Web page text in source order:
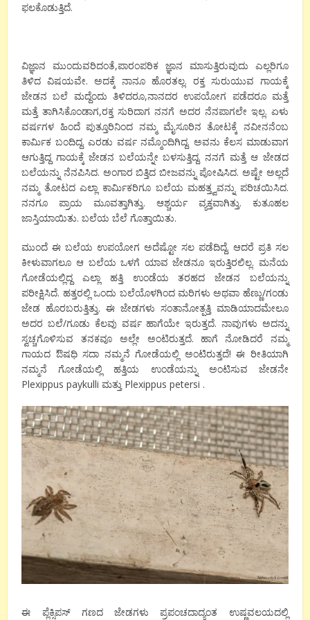
ಫಲಕೊಡುತ್ತಿದೆ.
ವಿಜ್ಞಾನ ಮುಂದುವರಿದಂತೆ,ಪಾರಂಪರಿಕ ಜ್ಞಾನ ಮಾಸುತ್ತಿರುವುದು ಎಲ್ಲರಿಗೂ
ತಿಳಿದ ವಿಷಯವೇ. ಅದಕ್ಕೆ ನಾನೂ ಹೊರತಲ್ಲ. ರಕ್ತ ಸುರುಯುವ ಗಾಯಕ್ಕೆ
ಜೇಡನ ಬಲೆ ಮದ್ದೆಂದು ತಿಳಿದರೂ,ನಾನದರ ಉಪಯೋಗ ಪಡೆದರೂ ಮತ್ತೆ
ಮತ್ತೆ ತಾಗಿಸಿಕೊಂಡಾಗ,ರಕ್ತ ಸುರಿದಾಗ ನನಗೆ ಅದರ ನೆನಪಾಗಲೇ ಇಲ್ಲ. ಏಳು
ವರ್ಷಗಳ ಹಿಂದೆ ಪುತ್ತೂರಿನಿಂದ ನಮ್ಮ ಮೈಸೂರಿನ ತೋಟಕ್ಕೆ ನವೀನನೆಂಬ
ಕಾರ್ಮಿಕ ಬಂದಿದ್ದ. ಎರಡು ವರ್ಷ ನಮ್ಮೊಂದಿಗಿದ್ದ. ಅವನು ಕೆಲಸ ಮಾಡುವಾಗ
ಆಗುತ್ತಿದ್ದ ಗಾಯಕ್ಕೆ ಜೇಡನ ಬಲೆಯನ್ನೇ ಬಳಸುತ್ತಿದ್ದ. ನನಗೆ ಮತ್ತೆ ಆ ಜೇಡದ
ಬಲೆಯನ್ನು ನೆನಪಿಸಿದ. ಅಂಗಾರ ಬಿತ್ತಿದ ಬೀಜವನ್ನು ಪೋಷಿಸಿದ. ಅಷ್ಟೇ ಅಲ್ಲದೆ
ನಮ್ಮ ತೋಟದ ಎಲ್ಲಾ ಕಾರ್ಮಿಕರಿಗೂ ಬಲೆಯ ಮಹತ್ತ್ವವನ್ನು ಪರಿಚಯಿಸಿದ.
ನನಗೂ ಪ್ರಾಯ ಮೂವತ್ತಾಗಿತ್ತು. ಆಶ್ಚರ್ಯ ವ್ಯಕ್ತವಾಗಿತ್ತು. ಕುತೂಹಲ
ಜಾಸ್ತಿಯಾಯಿತು. ಬಲೆಯ ಬೆಲೆ ಗೊತ್ತಾಯಿತು.
ಮುಂದೆ ಈ ಬಲೆಯ ಉಪಯೋಗ ಅದೆಷ್ಟೋ ಸಲ ಪಡೆದಿದ್ದೆ. ಆದರೆ ಪ್ರತಿ ಸಲ
ಕೀಳುವಾಗಲೂ ಆ ಬಲೆಯ ಒಳಗೆ ಯಾವ ಜೇಡನೂ ಇರುತ್ತಿರಲಿಲ್ಲ. ಮನೆಯ
ಗೋಡೆಯಲ್ಲಿದ್ದ ಎಲ್ಲಾ ಹತ್ತಿ ಉಂಡೆಯ ತರಹದ ಜೇಡನ ಬಲೆಯನ್ನು
ಪರೀಕ್ಷಿಸಿದೆ. ಹತ್ತರಲ್ಲಿ ಒಂದು ಬಲೆಯೊಳಗಿಂದ ಮರಿಗಳು ಅಥವಾ ಹೆಣ್ಣು/ಗಂಡು
ಜೇಡ ಹೊರಬರುತ್ತಿತ್ತು. ಈ ಜೇಡಗಳು ಸಂತಾನೋತ್ಪತ್ತಿ ಮಾಡಿಯಾದಮೇಲೂ
ಅದರ ಬಲೆ/ಗೂಡು ಕೆಲವು ವರ್ಷ ಹಾಗೆಯೇ ಇರುತ್ತದೆ. ನಾವುಗಳು ಅದನ್ನು
ಸ್ವಚ್ಚಗೊಳಿಸುವ ತನಕವೂ ಅಲ್ಲೇ ಅಂಟಿರುತ್ತದೆ. ಹಾಗೆ ನೋಡಿದರೆ ನಮ್ಮ
ಗಾಯದ ಔಷಧಿ ಸದಾ ನಮ್ಮನೆ ಗೋಡೆಯಲ್ಲಿ ಅಂಟಿರುತ್ತದೆ! ಈ ರೀತಿಯಾಗಿ
ನಮ್ಮನೆ ಗೋಡೆಯಲ್ಲಿ ಹತ್ತಿಯ ಉಂಡೆಯನ್ನು ಅಂಟಿಸುವ ಜೇಡನೇ
Plexippus paykulli ಮತ್ತು Plexippus petersi .
ಈ ಪ್ಲೆಕ್ಸಿಪಸ್ ಗಣದ ಜೇಡಗಳು ಪ್ರಪಂಚದಾದ್ಯಂತ ಉಷ್ಣವಲಯದಲ್ಲಿ